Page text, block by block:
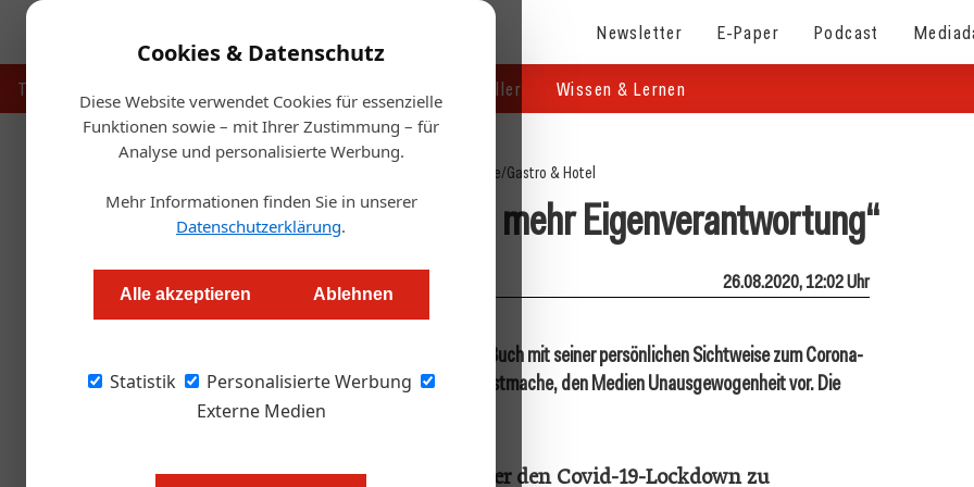
Cookies & Datenschutz
Diese Website verwendet Cookies für essenzielle
Funktionen sowie – mit Ihrer Zustimmung – für
Analyse und personalisierte Werbung.
Mehr Informationen finden Sie in unserer
Datenschutzerklärung.
Alle akzeptieren Ablehnen
Statistik
Personalisierte Werbung
Externe Medien
Newsletter E-Paper Podcast
Touristik Handel & Hersteller Wissen & Lernen
Startseite/Gastro & Hotel
Covid-19: „Wir brauchen mehr ­Eigenverantwortung“
Daniel Nutz 26.08.2020, 12:02 Uhr
Der Tourismusforscher Peter Zellmann hat ein Buch mit seiner persönlichen Sichtweise zum Corona-
Lockdown geschrieben. Der Politik wirft er Angstmache, den Medien Unausgewogenheit vor. Die
ÖGZ hat bei ihm nachgefragt.
Was hat Sie veranlasst, ein Buch über den Covid-19-Lockdown zu